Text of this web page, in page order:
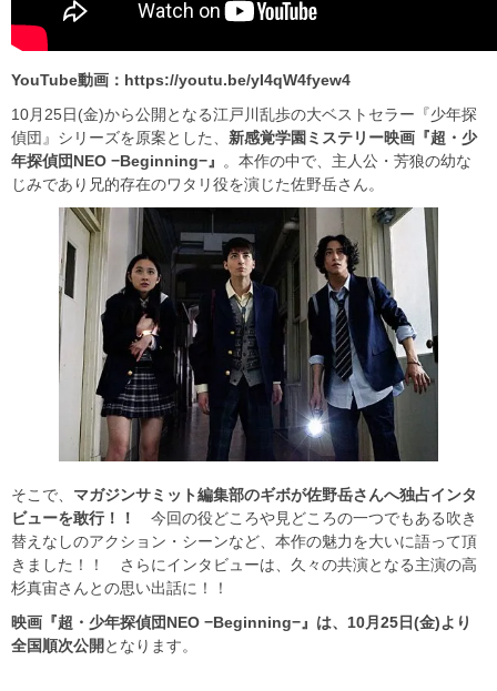
YouTube動画：https://youtu.be/yI4qW4fyew4
10月25日(金)から公開となる江戸川乱歩の大ベストセラー『少年探
偵団』シリーズを原案とした、 新感覚学園ミステリー映画『超・少
年探偵団NEO −Beginning−』
。本作の中で、主人公・芳狼の幼な
じみであり兄的存在のワタリ役を演じた佐野岳さん。
そこで、 マガジンサミット編集部のギボが佐野岳さんへ独占インタ
ビューを敢行！！
今回の役どころや見どころの一つでもある吹き
替えなしのアクション・シーンなど、本作の魅力を大いに語って頂
きました！！ さらにインタビューは、久々の共演となる主演の高
杉真宙さんとの思い出話に！！
映画『超・少年探偵団NEO −Beginning−』は、10月25日(金)より
全国順次公開 となります。